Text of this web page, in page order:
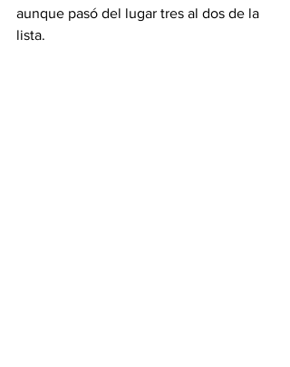
aunque pasó del lugar tres al dos de la
lista.